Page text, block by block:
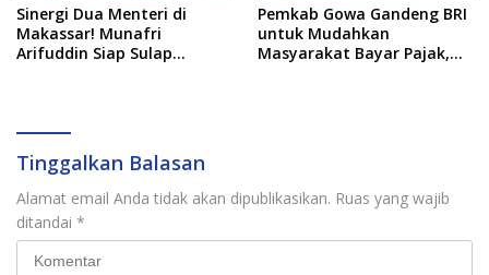
Sinergi Dua Menteri di
Makassar! Munafri
Arifuddin Siap Sulap
Pemkab Gowa Gandeng BRI
untuk Mudahkan
Masyarakat Bayar Pajak,
Tinggalkan Balasan
Alamat email Anda tidak akan dipublikasikan. Ruas yang wajib
ditandai *